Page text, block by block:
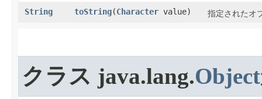
String toString​(Character value) 指定されたオ
クラス java.lang.Object